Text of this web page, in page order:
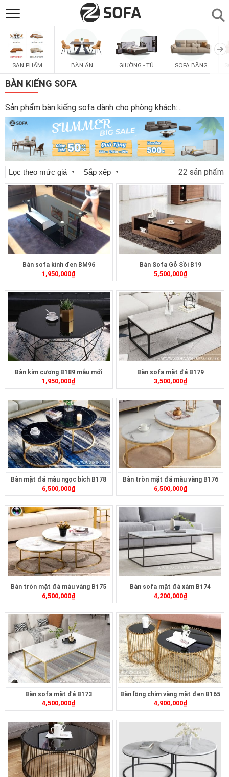
SẢN PHẨM
SOFAS
PHÒNG ĂN
PHÒNG NGỦ ▼
LIÊN HỆ
SẢN PHẨM BÀN ĂN GIƯỜNG - TỦ SOFA BĂNG
BÀN KIẾNG SOFA
Sản phẩm bàn kiếng sofa dành cho phòng khách:...
Lọc theo mức giá ▼ Sắp xếp ▼ 22 sản phẩm
Bàn sofa kính đen BM96
1,950,000₫
Bàn Sofa Gỗ Sồi B19
5,500,000₫
Bàn kim cương B189 mẫu mới
1,950,000₫
Bàn sofa mặt đá B179
3,500,000₫
Bàn mặt đá màu ngọc bích B178
6,500,000₫
Bàn tròn mặt đá màu vàng B176
6,500,000₫
Bàn tròn mặt đá màu vàng B175
6,500,000₫
Bàn sofa mặt đá xám B174
4,200,000₫
Bàn sofa mặt đá B173
4,500,000₫
Bàn lồng chim vàng mặt đen B165
4,900,000₫